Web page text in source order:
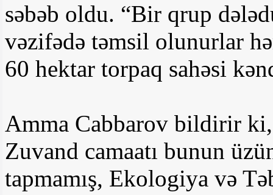
səbəb oldu. “Bir qrup
vəzifədə təmsil olunurlar
60 hektar torpaq sahəsi
Amma Cabbarov bildirir
Zuvand camaatı bunun
tapmamış, Ekologiya və